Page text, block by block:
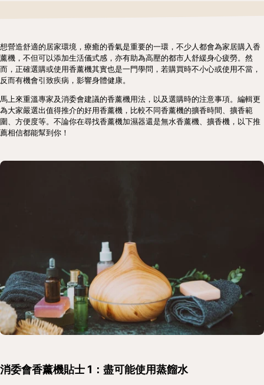
想營造舒適的居家環境，療癒的香氣是重要的一環，不少人都會為家居購入香
薰機，不但可以添加生活儀式感，亦有助為高壓的都市人舒緩身心疲勞。然
而，正確選購或使用香薰機其實也是一門學問，若購買時不小心或使用不當，
反而有機會引致疾病，影響身體健康。
馬上來重溫專家及消委會建議的香薰機用法，以及選購時的注意事項。編輯更
為大家嚴選出值得推介的好用香薰機，比較不同香薰機的擴香時間、擴香範
圍、方便度等。不論你在尋找香薰機加濕器還是無水香薰機、擴香機，以下推
薦相信都能幫到你！
消委會香薰機貼士 1：盡可能使用蒸餾水